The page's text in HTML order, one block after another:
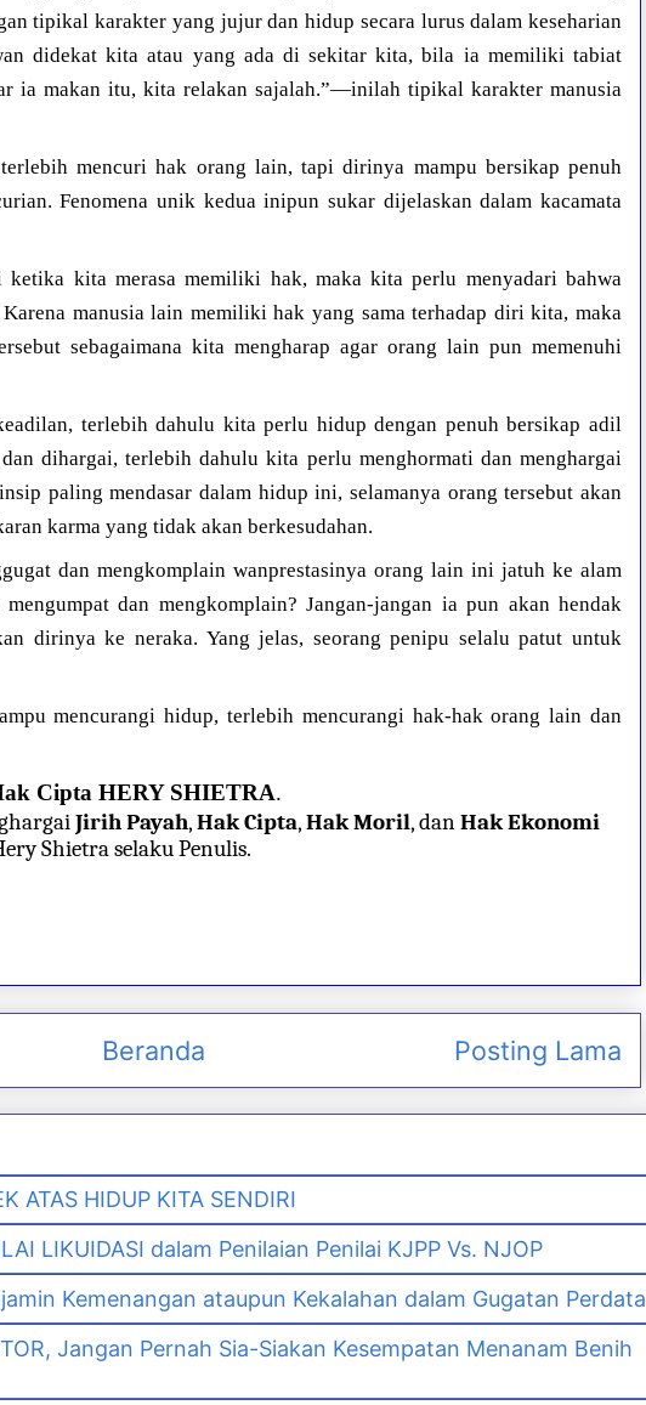
tipikal karakter yang jujur dan hidup secara lurus dalam keseharian
didekat kita atau yang ada di sekitar kita, bila ia memiliki tabiat
ia makan itu, kita relakan sajalah.”—inilah tipikal karakter manusia
mencuri hak orang lain, tapi dirinya mampu bersikap penuh
Fenomena unik kedua inipun sukar dijelaskan dalam kacamata
kita merasa memiliki hak, maka kita perlu menyadari bahwa
manusia lain memiliki hak yang sama terhadap diri kita, maka
sebagaimana kita mengharap agar orang lain pun memenuhi
terlebih dahulu kita perlu hidup dengan penuh bersikap adil
dihargai, terlebih dahulu kita perlu menghormati dan menghargai
paling mendasar dalam hidup ini, selamanya orang tersebut akan
karma yang tidak akan berkesudahan.
dan mengkomplain wanprestasinya orang lain ini jatuh ke alam
dan mengkomplain? Jangan-jangan ia pun akan hendak
dirinya ke neraka. Yang jelas, seorang penipu selalu patut untuk
mencurangi hidup, terlebih mencurangi hak-hak orang lain dan
Cipta HERY SHIETRA.
Jirih Payah,Hak Cipta,Hak Moril, danHak Ekonomi
Shietra selaku Penulis.
Posting Lama
Beranda
ATAS HIDUP KITA SENDIRI
LIKUIDASI dalam Penilaian Penilai KJPP Vs. NJOP
Kemenangan ataupun Kekalahan dalam Gugatan Perdata
Jangan Pernah Sia-Siakan Kesempatan Menanam Benih